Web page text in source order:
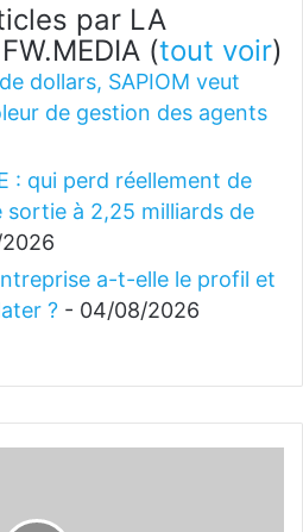
par LA
(tout voir)
dollars, SAPIOM veut
de gestion des agents
: qui perd réellement de
sortie à 2,25 milliards de
a-t-elle le profil et
? - 04/08/2026